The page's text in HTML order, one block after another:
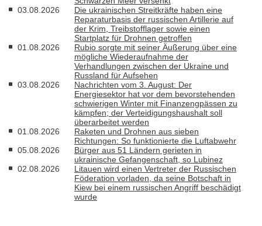
03.08.2026
Die ukrainischen Streitkräfte haben eine
Reparaturbasis der russischen Artillerie auf
der Krim, Treibstofflager sowie einen
Startplatz für Drohnen getroffen
01.08.2026
Rubio sorgte mit seiner Äußerung über eine
mögliche Wiederaufnahme der
Verhandlungen zwischen der Ukraine und
Russland für Aufsehen
03.08.2026
Nachrichten vom 3. August: Der
Energiesektor hat vor dem bevorstehenden
schwierigen Winter mit Finanzengpässen zu
kämpfen; der Verteidigungshaushalt soll
überarbeitet werden
01.08.2026
Raketen und Drohnen aus sieben
Richtungen: So funktionierte die Luftabwehr
05.08.2026
Bürger aus 51 Ländern gerieten in
ukrainische Gefangenschaft, so Lubinez
02.08.2026
Litauen wird einen Vertreter der Russischen
Föderation vorladen, da seine Botschaft in
Kiew bei einem russischen Angriff beschädigt
wurde